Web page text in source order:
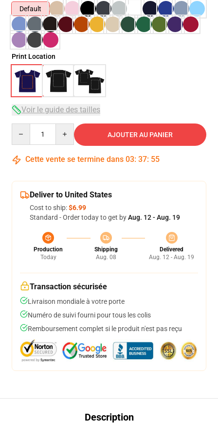
Default
Print Location
Voir le guide des tailles
AJOUTER AU PANIER
Cette vente se termine dans 03: 37: 54
Deliver to United States
Cost to ship:$6.99
Standard - Order today to get byAug. 12 - Aug. 19
Production
Today
Shipping
Aug. 08
Delivered
Aug. 12 - Aug. 19
Transaction sécurisée
Livraison mondiale à votre porte
Numéro de suivi fourni pour tous les colis
Remboursement complet si le produit n'est pas reçu
Description